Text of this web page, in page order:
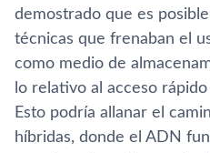
demostrado que es
técnicas que frenaban el
como medio de
lo relativo al acceso
Esto podría allanar el
híbridas, donde el ADN